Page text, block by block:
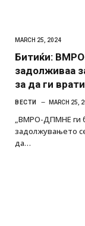
MARCH 25, 2024
Битиќи:
задолживаа
за да ги
ВЕСТИ MARCH 25,
„ВМРО-ДПМНЕ ги
задолжувањето
да…